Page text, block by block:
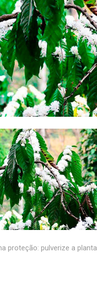
proteção: pulverize a planta